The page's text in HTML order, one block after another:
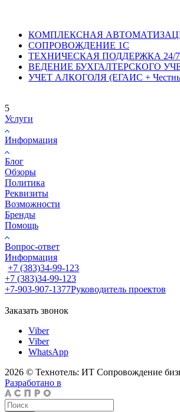
КОМПЛЕКСНАЯ
СОПРОВОЖДЕНИЕ 1С
ТЕХНИЧЕСКАЯ ПОДДЕРЖКА 24/7
ВЕДЕНИЕ БУХГАЛТЕРСКОГО
УЧЕТ АЛКОГОЛЯ (ЕГАИС +
5
Услуги
Информация
Блог
Обзоры
Политика
Реквизиты
Возможности
Бренды
Помощь
Вопрос-ответ
Информация
+7 (383)34-99-123
+7 (383)34-99-123
+7-903-907-1377Руководитель проектов
Заказать звонок
Viber
Viber
WhatsApp
2026 © Технотель: ИТ Сопровождение
Разработано в